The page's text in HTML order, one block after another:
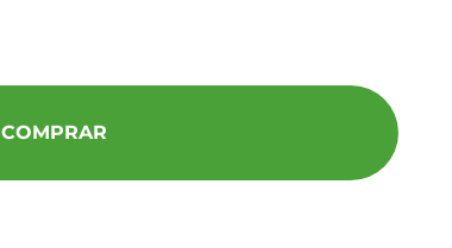
COMPRAR